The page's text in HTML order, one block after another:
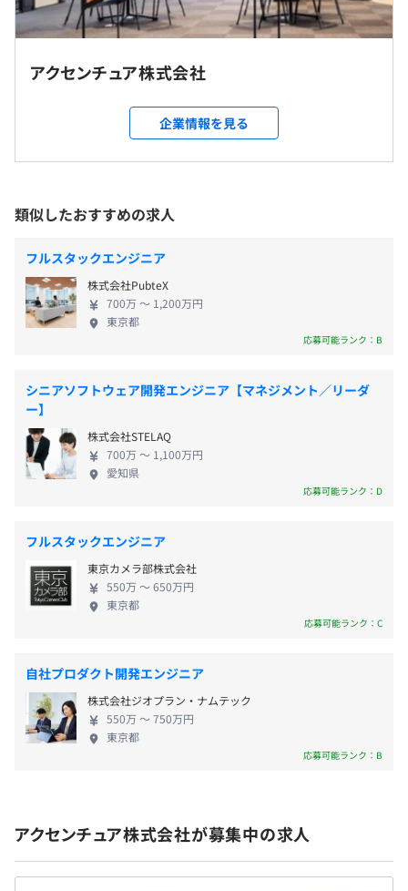
就業場所の変更範囲
全国の支社
受動喫煙防止措置に関する事項
オフィスによっては喫煙室のある勤務先もある。またプロ
ジェクトにてお客様先で業務を行う場合はそのルールに従
う。
フレックスタイム制度 （コアタイムなし）
標準勤務時間帯9:00～18:00
休憩時間：休憩60分
平均残業時間：1日平均1時間程度 ※管理職未満
完全週休 2 日制(土日)
祝日
年末年始
年次有給休暇
私傷病休暇、結婚・出産・忌引休暇、母体保護休暇、配偶
介護休業・育児休業
他
■社会保険完備（雇用・労災・健康・厚生年金）
■時間外勤務手当
■深夜勤務手当
■出張手当
■住宅手当
■資格取得支援
■育児休業
■介護休業
■短日短時間勤務制度
【短日短時間勤務について】
アクセンチュア株式会社
企業情報を見る
類似したおすすめの求人
フルスタックエンジニア
株式会社PubteX
700万 〜 1,200万円
東京都
応募可能ランク：B
シニアソフトウェア開発エンジニア【マネジメント／リーダ
ー】
株式会社STELAQ
700万 〜 1,100万円
愛知県
応募可能ランク：D
フルスタックエンジニア
東京カメラ部株式会社
550万 〜 650万円
東京都
応募可能ランク：C
自社プロダクト開発エンジニア
株式会社ジオプラン・ナムテック
550万 〜 750万円
東京都
応募可能ランク：B
アクセンチュア株式会社が募集中の求人